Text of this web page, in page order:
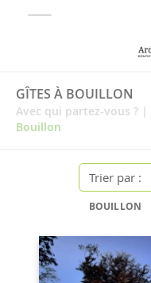
GÎTES À BOUILLON
Avec qui partez-vous ? |
Bouillon
Trier par :
BOUILLON